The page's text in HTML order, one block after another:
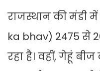
राजस्थान की मंडी
ka bhav) 2475 से
रहा है। वहीं, गेहूं